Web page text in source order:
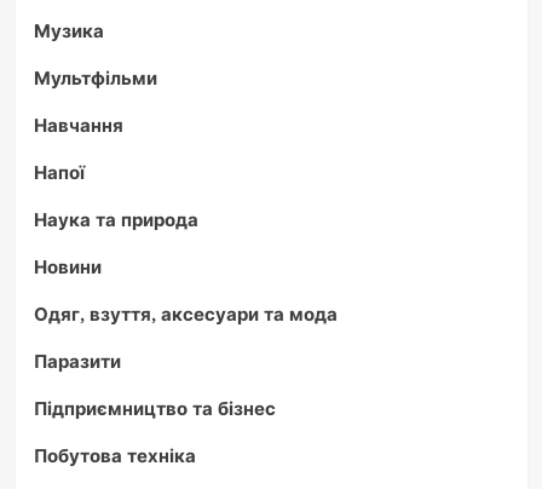
Музика
Мультфільми
Навчання
Напої
Наука та природа
Новини
Одяг, взуття, аксесуари та мода
Паразити
Підприємництво та бізнес
Побутова техніка